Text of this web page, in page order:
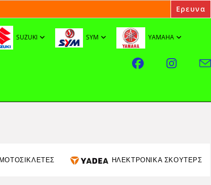
SUZUKI SYM YAMAHA
ΜΟΤΟΣΙΚΛΕΤΕΣ ΗΛΕΚΤΡΟΝΙΚΑ ΣΚΟΥΤΕΡΣ